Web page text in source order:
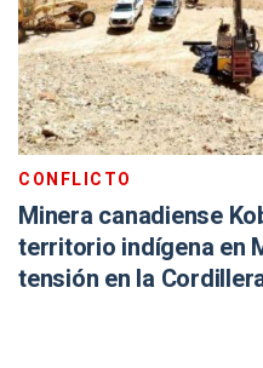
CONFLICTO
Minera canadiense
territorio indígena en
tensión en la